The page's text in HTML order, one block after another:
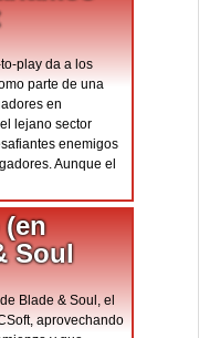
play da a los
parte de una
en
lejano sector
enemigos
Aunque el
Soul
Blade & Soul, el
aprovechando